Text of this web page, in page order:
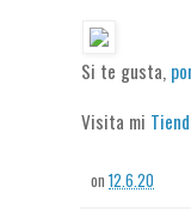
Si te gusta,
Visita mi
on12.6.20